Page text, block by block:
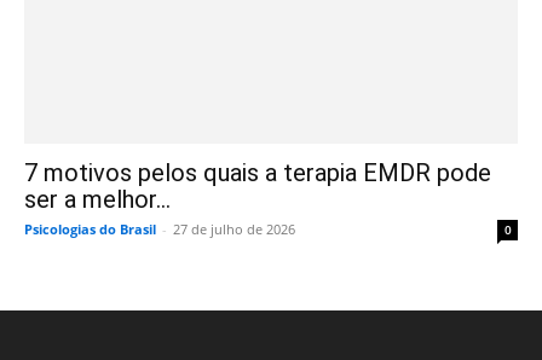
7 motivos pelos quais a terapia EMDR pode
ser a melhor...
Psicologias do Brasil - 27 de julho de 2026 0